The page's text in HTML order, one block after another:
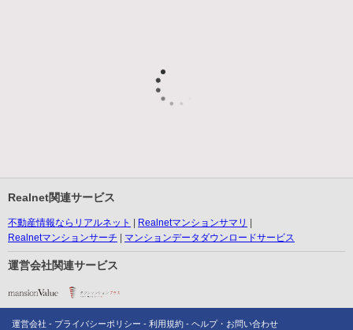
Realnet関連サービス
不動産情報ならリアルネット
Realnetマンションサマリ
Realnetマンションサーチ
マンションデータダウンロードサービス
運営会社関連サービス
運営会社 プライバシーポリシー 利用規約 ヘルプ・お問い合わせ